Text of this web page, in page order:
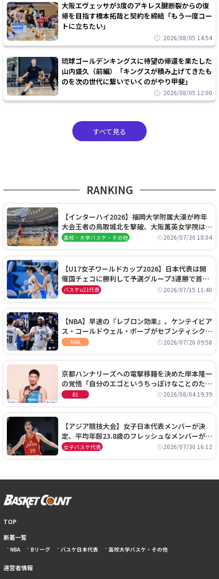
大阪エヴェッサが3度のアキレス腱断裂からの復
帰を目指す橋本拓哉と契約を締結「もう一度コー
トに立ちたい」
2026/08/05 14:54
琉球ゴールデンキングスに待望の帰還を果たした
山内盛久（前編）「キングスが積み上げてきたも
のを次の世代に繋いでいくのがやり甲斐」
2026/08/05 12:00
すべて見る
RANKING
【インターハイ2026】福岡大学附属大濠が昨年
大会王者の鳥取城北を撃破、大阪薫英女学院は岐
阜女子に完勝、大会3日目試合結果
高校・大学バスケ・その他 2026/07/30 18:04
【U17女子ワールドカップ2026】日本代表は開
催国チェコに勝利して予選グループ3連勝で首位
通過！準々決勝の相手はエジプトに決定
バスケu21代表 2026/07/15 11:40
【NBA】早速の『レブロン効果』、ケンテイビア
ス・コールドウェル・ポープがセブンティシクサ
ーズに1年契約で加入
NBA 2026/07/26 09:58
京都ハンナリーズへの電撃移籍を決めた岸本隆一
の覚悟「自分のエゴというちっぽけなことのため
に、京都に来たわけではない」
B1 2026/08/04 19:39
【アジア競技大会】女子日本代表メンバーが決
定、平均年齢23.8歳のフレッシュなメンバーが日
本開催の大舞台で頂点を狙う
女子バスケ代表 2026/07/30 16:12
TOP
新着一覧
NBA Bリーグ バスケ日本代表 高校大学バスケ・その他
運営者情報